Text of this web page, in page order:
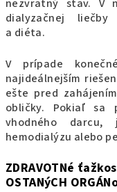
nezvratný stav. V
dialyzačnej
a diéta.
V prípade
najideálnejším
ešte pred
obličky. Pokiaľ sa
vhodného
hemodialýzu alebo
ZDRAVOTNé
OSTANýCH